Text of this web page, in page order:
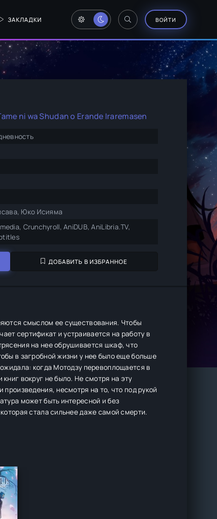
ЗАКЛАДКИ ВОЙТИ
ni wa Shudan o Erande Iraremasen
Юко Исияма
Crunchyroll, AniDUB, AniLibria.TV,
ДОБАВИТЬ В ИЗБРАННОЕ
смыслом ее существования. Чтобы
сертификат и устраивается на работу в
на нее обрушивается шкаф, что
в загробной жизни у нее было еще больше
когда Мотодзу перевоплощается в
вокруг не было. Не смотря на эту
несмотря на то, что под рукой
может быть интересной и без
стала сильнее даже самой смерти.